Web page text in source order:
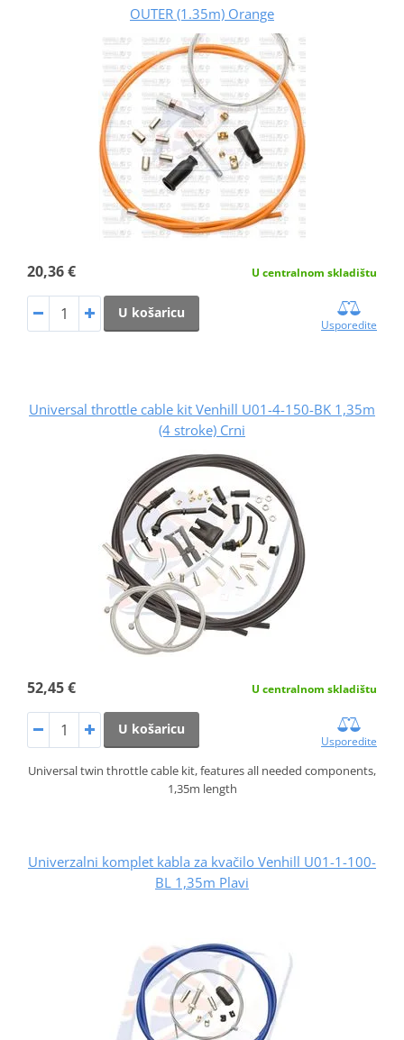
OUTER (1.35m) Orange
20,36 € U centralnom skladištu
U košaricu
Usporedite
Universal throttle cable kit Venhill U01-4-150-BK 1,35m
(4 stroke) Crni
52,45 € U centralnom skladištu
U košaricu
Usporedite
Universal twin throttle cable kit, features all needed components,
1,35m length
Univerzalni komplet kabla za kvačilo Venhill U01-1-100-
BL 1,35m Plavi